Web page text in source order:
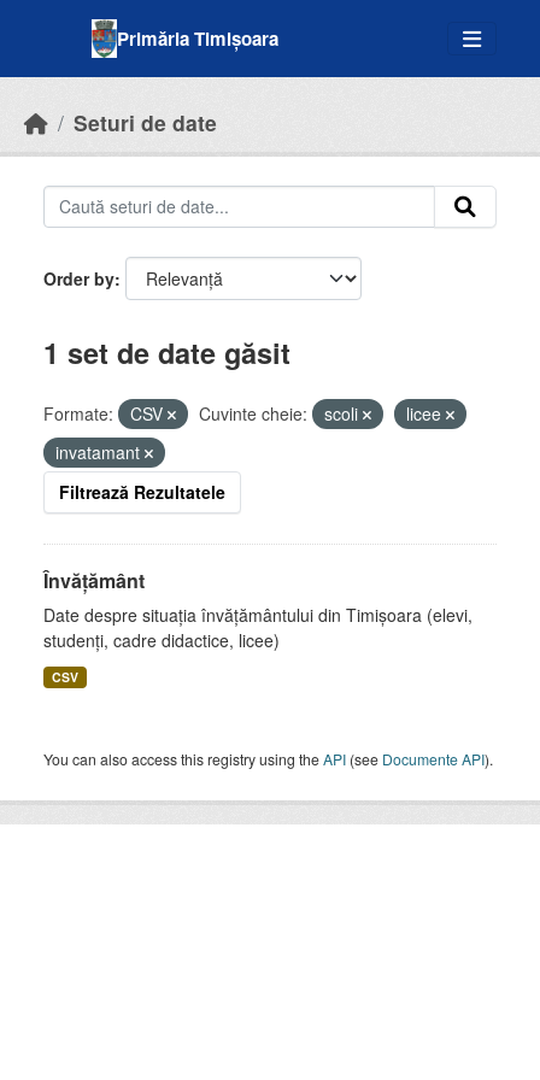
Primăria Timișoara
Seturi de date
Order by
1 set de date găsit
Formate: CSV Cuvinte cheie: scoli
licee
invatamant
Filtrează Rezultatele
Învățământ
Date despre situația învățământului din Timișoara (elevi,
studenți, cadre didactice, licee)
CSV
You can also access this registry using theAPI (see Documente API).